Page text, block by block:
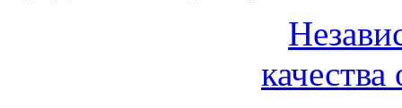
качества